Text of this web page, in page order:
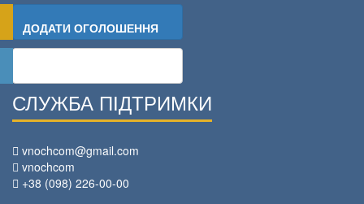
ДОДАТИ ОГОЛОШЕННЯ
СЛУЖБА ПІДТРИМКИ
vnochcom@gmail.com
vnochcom
+38 (098) 226-00-00